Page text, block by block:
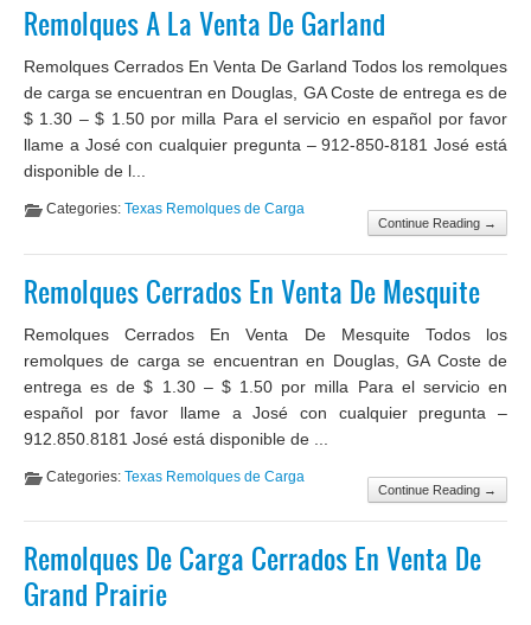
Remolques A La Venta De Garland
Remolques Cerrados En Venta De Garland Todos los remolques
de carga se encuentran en Douglas, GA Coste de entrega es de
$ 1.30 – $ 1.50 por milla Para el servicio en español por favor
llame a José con cualquier pregunta – 912-850-8181 José está
disponible de l...
Continue Reading →
Categories: Texas Remolques de Carga
Remolques Cerrados En Venta De Mesquite
Remolques Cerrados En Venta De Mesquite Todos los
remolques de carga se encuentran en Douglas, GA Coste de
entrega es de $ 1.30 – $ 1.50 por milla Para el servicio en
español por favor llame a José con cualquier pregunta –
912.850.8181 José está disponible de ...
Continue Reading →
Categories: Texas Remolques de Carga
Remolques De Carga Cerrados En Venta De
Grand Prairie